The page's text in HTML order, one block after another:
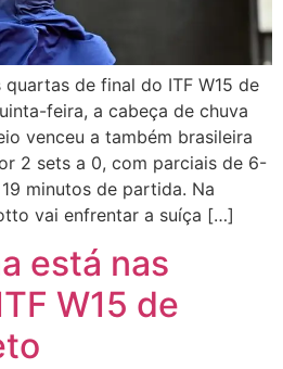
de final do ITF W15 de
feira, a cabeça de chuva
venceu a também brasileira
2 sets a 0, com parciais de 6-
minutos de partida. Na
vai enfrentar a suíça […]
está nas
W15 de